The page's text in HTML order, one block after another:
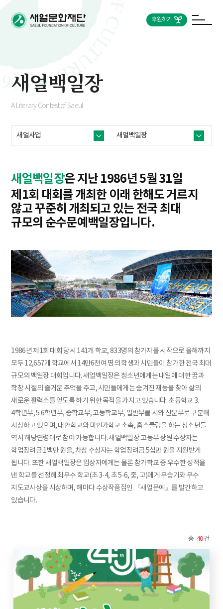
후원하기
새얼백일장
A Literary Contest of Saeul
새얼사업 새얼백일장
새얼백일장은 지난 1986년 5월 31일
제1회 대회를 개최한 이래 한해도 거르지
않고 꾸준히 개최되고 있는 전국 최대
규모의 순수문예백일장입니다.
1986년 제1회 대회 당시 141개 학교, 833명의 참가자를 시작으로 올해까지
모두 12,657개 학교에서 14만6천여 명의 학생과 시민들이 참가한 전국 최대
규모의 백일장 대회입니다. 새얼백일장은 청소년에게는 내일에 대한 꿈과
학창 시절의 즐거운 추억을 주고, 시민들에게는 숨겨진 재능을 찾아 삶의
새로운 활력소를 얻도록 하기 위한 목적을 가지고 있습니다. 초등학교 3․
4학년부, 5․6학년부, 중학교부, 고등학교부, 일반부를 시와 산문부로 구분해
시상하고 있으며, 대안학교와 미인가학교 소속, 홈스쿨링을 하는 청소년들
역시 해당연령대로 참여 가능합니다. 새얼백일장 고등부 장원 수상자는
학업장려금 1백만 원을, 차상 수상자는 학업장려금 5십만 원을 지원받게
됩니다. 또한 새얼백일장은 입상자에게는 물론 참가학교 중 우수한 성적을
낸 학교를 선정해 최우수 학교(초 3·4, 초 5·6, 중, 고)에게 우승기와 우수
지도교사상을 시상하며, 해마다 수상작품집인 『새얼문예』를 발간하고
있습니다.
총 40건